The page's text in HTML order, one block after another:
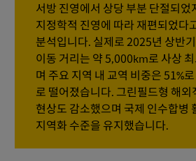
서방 진영에서 상당 부분 단절되었
지정학적 진영에 따라 재편되었다
분석입니다. 실제로 2025년 상반
이동 거리는 약 5,000km로 사상
며 주요 지역 내 교역 비중은 51%
로 떨어졌습니다. 그린필드형 해
현상도 감소했으며 국제 인수합병
지역화 수준을 유지했습니다.